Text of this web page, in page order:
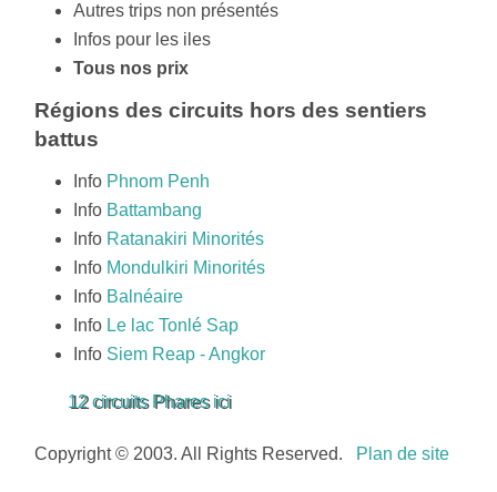
Autres trips non présentés
Infos pour les iles
Tous nos prix
Régions des circuits hors des sentiers
battus
Info Phnom Penh
Info Battambang
Info Ratanakiri Minorités
Info Mondulkiri Minorités
Info Balnéaire
Info Le lac Tonlé Sap
Info Siem Reap - Angkor
12 circuits Phares ici
Copyright © 2003. All Rights Reserved. Plan de site